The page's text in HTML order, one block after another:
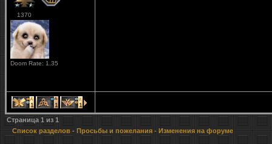
1370
Doom Rate: 1.35
1 1 1
Страница 1из 1
Список разделов - Просьбы и пожелания - Изменения на форуме